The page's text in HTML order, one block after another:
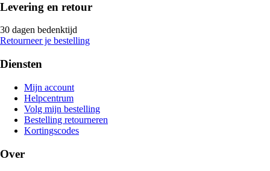
Levering en retour
30 dagen bedenktijd
Retourneer je bestelling
Diensten
Mijn account
Helpcentrum
Volg mijn bestelling
Bestelling retourneren
Kortingscodes
Over